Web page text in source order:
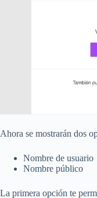
Ahora se mostrarán dos
Nombre de usuario
Nombre público
La primera opción te